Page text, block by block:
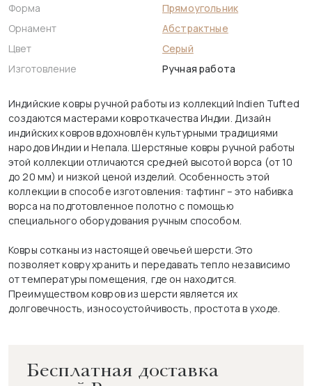
Форма
Прямоугольник
Орнамент
Абстрактные
Цвет
Серый
Изготовление
Ручная работа
Индийские ковры ручной работы из коллекций Indien Tufted
создаются мастерами ковроткачества Индии. Дизайн
индийских ковров вдохновлён культурными традициями
народов Индии и Непала. Шерстяные ковры ручной работы
этой коллекции отличаются средней высотой ворса (от 10
до 20 мм) и низкой ценой изделий. Особенность этой
коллекции в способе изготовления: тафтинг – это набивка
ворса на подготовленное полотно с помощью
специального оборудования ручным способом.
Ковры сотканы из настоящей овечьей шерсти. Это
позволяет ковру хранить и передавать тепло независимо
от температуры помещения, где он находится.
Преимуществом ковров из шерсти является их
долговечность, износоустойчивость, простота в уходе.
Бесплатная доставка